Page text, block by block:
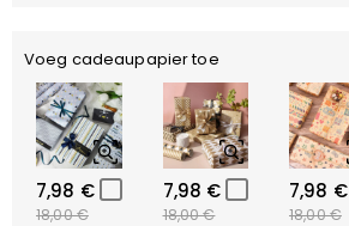
Voeg cadeaupapier toe
7,98 €
18,00 €
7,98 €
18,00 €
7,98 €
18,00 €